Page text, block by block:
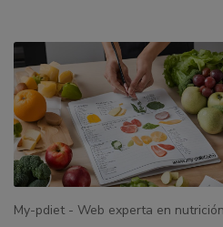
eventos.
My-pdiet - Web experta en nutrición